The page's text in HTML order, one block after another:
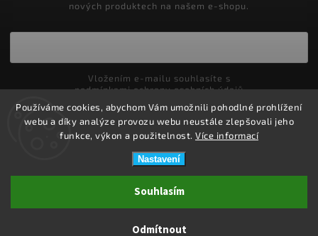
Používáme cookies, abychom Vám umožnili pohodlné prohlížení
webu a díky analýze provozu webu neustále zlepšovali jeho
funkce, výkon a použitelnost. Více informací
Nastavení
Odmítnout
Souhlasím
nových produktech na našem e-shopu.
podmínkami ochrany osobních údajů
Přihlásit se
ZDRAVOTNÍ POTŘEBY DRDLOVÁ
Upravit nastavení cookies